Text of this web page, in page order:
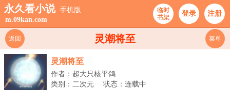
永久看小说 手机版
m.09kan.com
临时
书架
登录 注册
灵潮将至
返回 菜单
灵潮将至
作者：超大只核平鸽
类别：二次元
状态：连载中